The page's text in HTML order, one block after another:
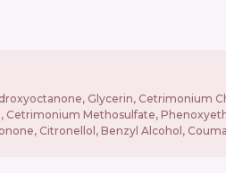
Glycerin, Cetrimonium
Methosulfate,
Citronellol, Benzyl Alcohol,